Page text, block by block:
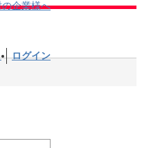
企業様へ
ログイン